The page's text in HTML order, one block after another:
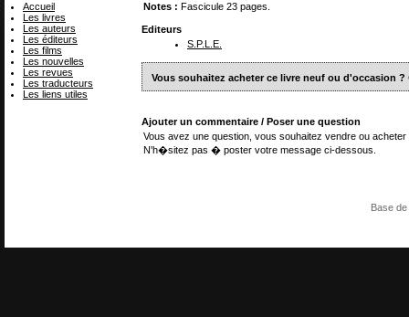
Notes : Fascicule 23 pages.
Editeurs
S.P.L.E.
Vous souhaitez acheter ce livre neuf ou d'occasion ?
Ajouter un commentaire / Poser une question
Vous avez une question, vous souhaitez vendre ou
N'h�sitez pas � poster votre message ci-dessous.
Accueil
Les livres
Les auteurs
Les éditeurs
Les films
Les nouvelles
Les revues
Les traducteurs
Les liens utiles
Base